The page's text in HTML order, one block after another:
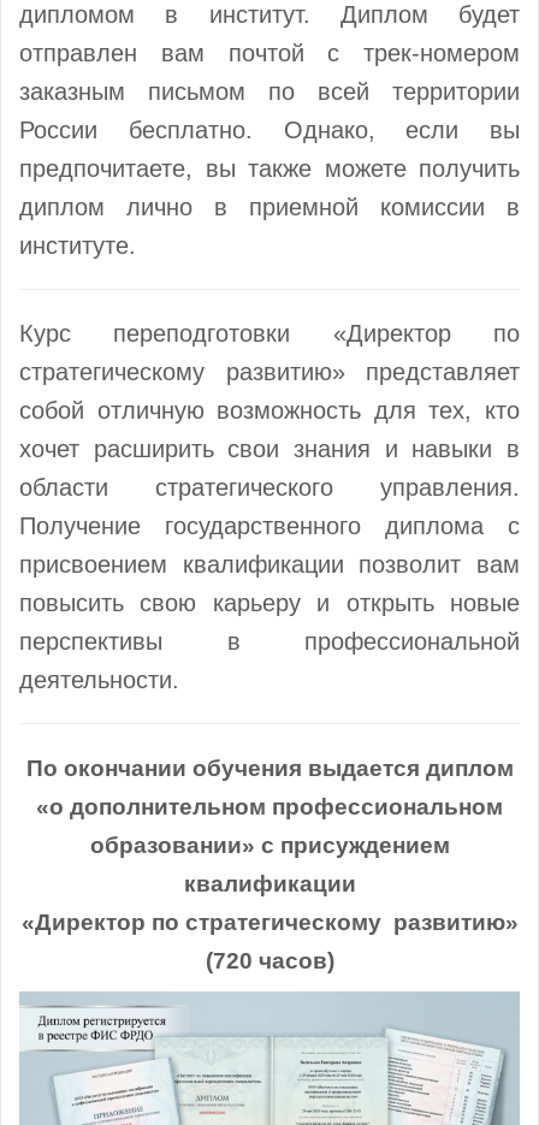
дипломом в институт. Диплом будет
отправлен вам почтой с трек-номером
заказным письмом по всей территории
России бесплатно. Однако, если вы
предпочитаете, вы также можете получить
диплом лично в приемной комиссии в
институте.
Курс переподготовки «Директор по
стратегическому развитию» представляет
собой отличную возможность для тех, кто
хочет расширить свои знания и навыки в
области стратегического управления.
Получение государственного диплома с
присвоением квалификации позволит вам
повысить свою карьеру и открыть новые
перспективы в профессиональной
деятельности.
По окончании обучения выдается диплом
«о дополнительном профессиональном
образовании» с присуждением
квалификации
«Директор по стратегическому развитию»
(720 часов)